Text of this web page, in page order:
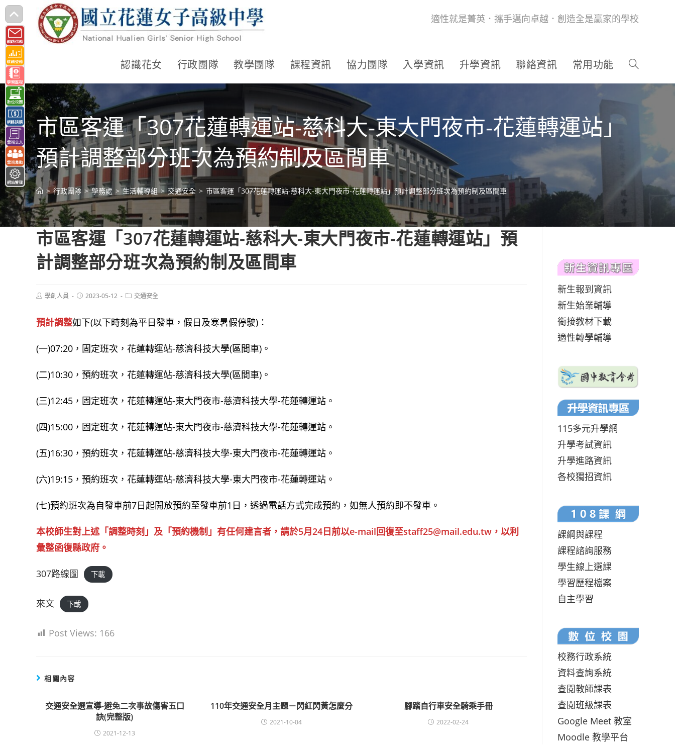
跳
轉
至
主
要
內
容
適性就是菁英．攜手邁向卓越．創造全是贏家的學校
認識花女 行政團隊 教學團隊 課程資訊 協力團隊 入學資訊 升學資訊 聯絡資訊 常用功能
市區客運「307花蓮轉運站-慈科大-東大門夜市-花蓮轉運站」
預計調整部分班次為預約制及區間車
> 行政團隊 > 學務處 > 生活輔導組 > 交通安全 > 市區客運「307花蓮轉運站-慈科大-東大門夜市-花蓮轉運站」預計調整部分班次為預約制及區間車
市區客運「307花蓮轉運站-慈科大-東大門夜市-花蓮轉運站」預
計調整部分班次為預約制及區間車
Post學創人員
Post2023-05-12
Post交通安全
預計調整如下(以下時刻為平日發車，假日及寒暑假停駛)：
(一)07:20，固定班次，花蓮轉運站-慈濟科技大學(區間車)。
(二)10:30，預約班次，花蓮轉運站-慈濟科技大學(區間車)。
(三)12:45，固定班次，花蓮轉運站-東大門夜市-慈濟科技大學-花蓮轉運站。
(四)15:00，固定班次，花蓮轉運站-東大門夜市-慈濟科技大學-花蓮轉運站。
(五)16:30，預約班次，花蓮轉運站-慈濟科技大學-東大門夜市-花蓮轉運站。
(六)19:15，預約班次，花蓮轉運站-慈濟科技大學-東大門夜市-花蓮轉運站。
(七)預約班次為自發車前7日起開放預約至發車前1日，透過電話方式完成預約，如無人預約即不發車。
本校師生對上述「調整時刻」及「預約機制」有任何建言者，請於5月24日前以e-mail回復至staff25@mail.edu.tw，以利
彙整函復縣政府。
307路線圖 下載
來文 下載
Post Views: 166
相關內容
交通安全選宣導-避免二次事故傷害五口
訣(完整版)
2021-12-13
110年交通安全月主題－閃紅閃黃怎麼分
2021-10-04
腳踏自行車安全騎乘手冊
2022-02-24
新生報到資訊
新生始業輔導
銜接教材下載
適性轉學輔導
115多元升學網
升學考試資訊
升學進路資訊
各校獨招資訊
課綱與課程
課程諮詢服務
學生線上選課
學習歷程檔案
自主學習
校務行政系統
資料查詢系統
查閱教師課表
查閱班級課表
Google Meet 教室
Moodle 教學平台